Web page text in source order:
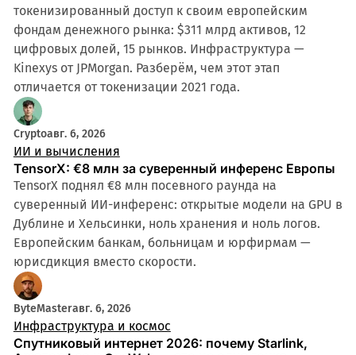
токенизированный доступ к своим европейским
фондам денежного рынка: $311 млрд активов, 12
цифровых долей, 15 рынков. Инфраструктура —
Kinexys от JPMorgan. Разберём, чем этот этап
отличается от токенизации 2021 года.
Cryptoавг. 6, 2026
ИИ и вычисления
TensorX: €8 млн за суверенный инференс Европы
TensorX поднял €8 млн посевного раунда на
суверенный ИИ-инференс: открытые модели на GPU в
Дублине и Хельсинки, ноль хранения и ноль логов.
Европейским банкам, больницам и юрфирмам —
юрисдикция вместо скорости.
ByteMasterавг. 6, 2026
Инфраструктура и космос
Спутниковый интернет 2026: почему Starlink,